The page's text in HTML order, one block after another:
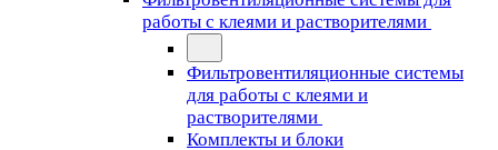
работы с клеями и растворителями
Фильтровентиляционные системы
для работы с клеями и
растворителями
Комплекты и блоки